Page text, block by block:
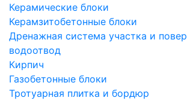
Керамические блоки
Керамзитобетонные блоки
Дренажная система участка и
водоотвод
Кирпич
Газобетонные блоки
Тротуарная плитка и бордюр